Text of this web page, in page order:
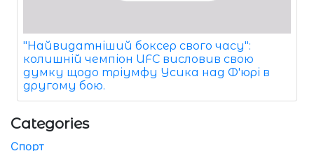
"Найвидатніший боксер свого часу":
колишній чемпіон UFC висловив свою
думку щодо тріумфу Усика над Ф'юрі в
другому бою.
Categories
Спорт